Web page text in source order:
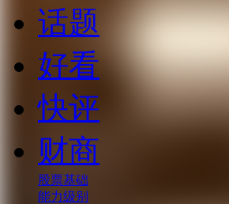
话题
好看
快评
财商
股票基础
能力级别